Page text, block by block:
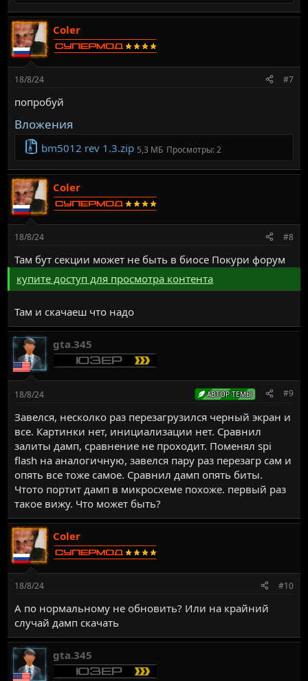
Coler
18/8/24 #7
попробуй
Вложения
bm5012 rev 1.3.zip 5,3 МБ Просмотры: 2
Coler
18/8/24 #8
Там бут секции может не быть в биосе Покури форум
купите доступ для просмотра контента
Там и скачаеш что надо
gta.345
18/8/24 АВТОР ТЕМЫ #9
Завелся, несколко раз перезагрузился черный экран и
все. Картинки нет, инициализации нет. Сравнил
залиты дамп, сравнение не проходит. Поменял spi
flash на аналогичную, завелся пару раз перезагр сам и
опять все тоже самое. Сравнил дамп опять биты.
Чтото портит дамп в микросхеме похоже. первый раз
такое вижу. Что может быть?
Coler
18/8/24 #10
А по нормальному не обновить? Или на крайний
случай дамп скачать
gta.345